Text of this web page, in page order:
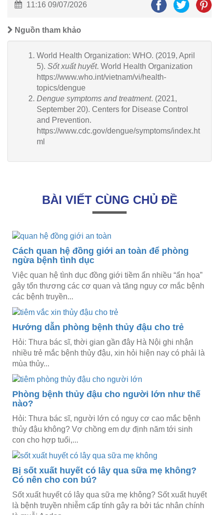
11:16 09/07/2026
Nguồn tham khảo
World Health Organization: WHO. (2019, April
5). Sốt xuất huyết. World Health Organization
https://www.who.int/vietnam/vi/health-
topics/dengue
Dengue symptoms and treatment. (2021,
September 20). Centers for Disease Control
and Prevention.
https://www.cdc.gov/dengue/symptoms/index.ht
ml
BÀI VIẾT CÙNG CHỦ ĐỀ
Cách quan hệ đồng giới an toàn để phòng
ngừa bệnh tình dục
Việc quan hệ tình dục đồng giới tiềm ẩn nhiều “ẩn họa”
gây tổn thương các cơ quan và tăng nguy cơ mắc bệnh
các bệnh truyền...
Hướng dẫn phòng bệnh thủy đậu cho trẻ
Hỏi: Thưa bác sĩ, thời gian gần đây Hà Nội ghi nhận
nhiều trẻ mắc bệnh thủy đậu, xin hỏi hiện nay có phải là
mùa thủy...
Phòng bệnh thủy đậu cho người lớn như thế
nào?
Hỏi: Thưa bác sĩ, người lớn có nguy cơ cao mắc bệnh
thủy đậu không? Vợ chồng em dự định năm tới sinh
con cho hợp tuổi,...
Bị sốt xuất huyết có lây qua sữa mẹ không?
Có nên cho con bú?
Sốt xuất huyết có lây qua sữa mẹ không? Sốt xuất huyết
là bệnh truyền nhiễm cấp tính gây ra bởi tác nhân chính